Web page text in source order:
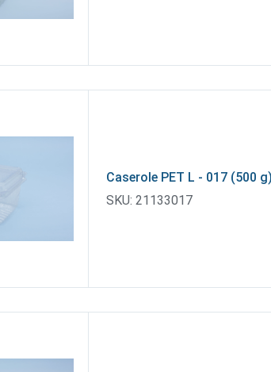
Caserole PET L - 017 (500
SKU: 21133017